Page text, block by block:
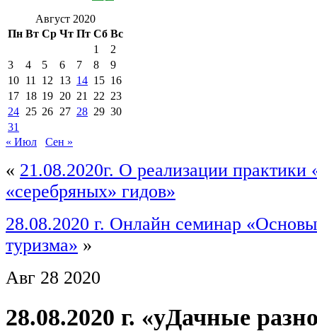
Август 2020
Пн Вт Ср Чт Пт Сб Вс
1
2
3
4 5 6 7 8
9
10 11 12 13 14 15 16
17 18 19 20 21 22 23
24 25 26 27 28 29 30
31
« Июл
Сен »
« 21.08.2020г. О реализации
«серебряных» гидов»
28.08.2020 г. Онлайн семинар «Основы
туризма» »
Авг 28 2020
28.08.2020 г. «уДачные